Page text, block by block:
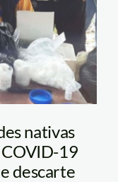
nativas
19
descarte